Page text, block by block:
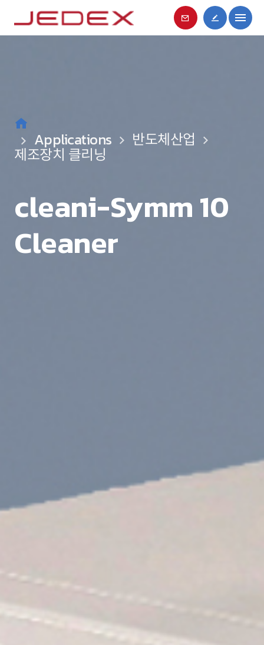
Applications 반도체산업
제조장치 클리닝
cleani-Symm 10
Cleaner
Applications 반도체산업
제조장치 클리닝
cleani-Symm 9